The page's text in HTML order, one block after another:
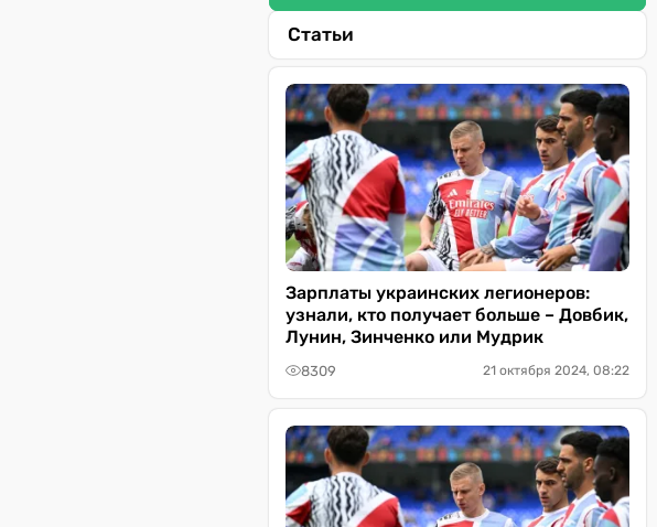
Статьи
Зарплаты украинских легионеров:
узнали, кто получает больше – Довбик,
Лунин, Зинченко или Мудрик
8309 21 октября 2024, 08:22